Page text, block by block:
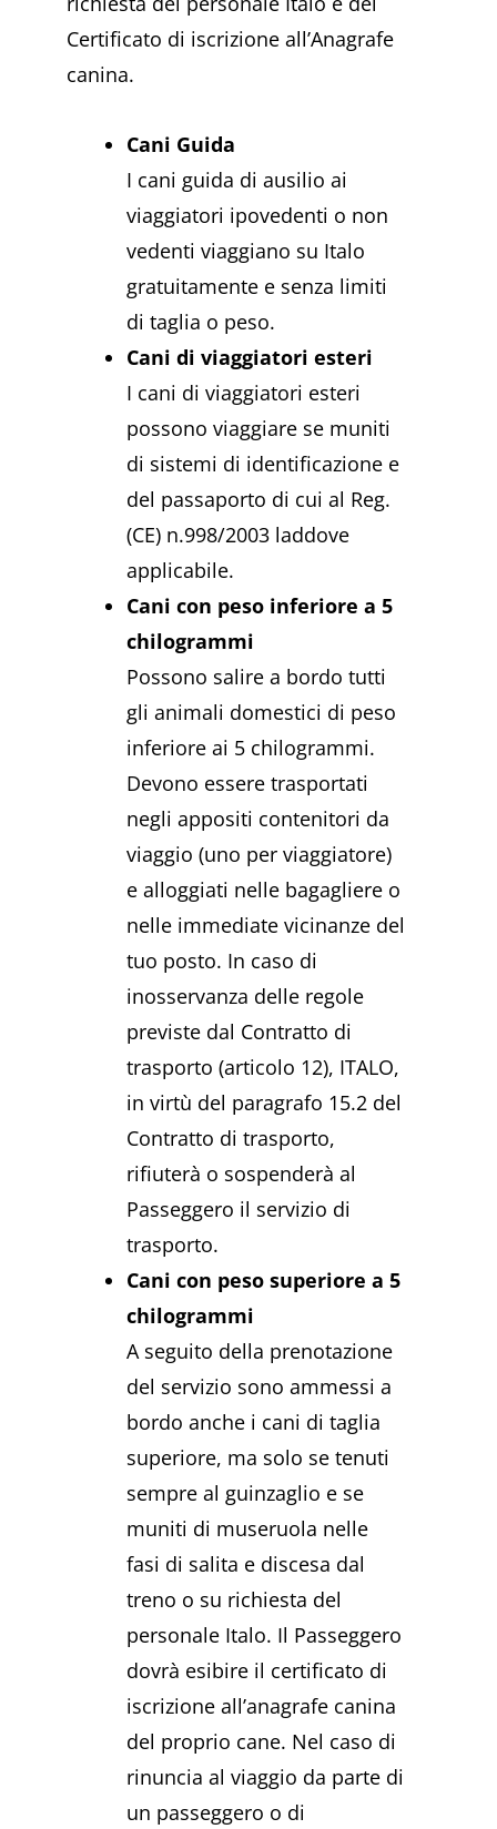
Certificato di iscrizione all’Anagrafe
canina.
Cani Guida
I cani guida di ausilio ai
viaggiatori ipovedenti o non
vedenti viaggiano su Italo
gratuitamente e senza limiti
di taglia o peso.
Cani di viaggiatori esteri
I cani di viaggiatori esteri
possono viaggiare se muniti
di sistemi di identificazione e
del passaporto di cui al Reg.
(CE) n.998/2003 laddove
applicabile.
Cani con peso inferiore a 5
chilogrammi
Possono salire a bordo tutti
gli animali domestici di peso
inferiore ai 5 chilogrammi.
Devono essere trasportati
negli appositi contenitori da
viaggio (uno per viaggiatore)
e alloggiati nelle bagagliere o
nelle immediate vicinanze del
tuo posto. In caso di
inosservanza delle regole
previste dal Contratto di
trasporto (articolo 12), ITALO,
in virtù del paragrafo 15.2 del
Contratto di trasporto,
rifiuterà o sospenderà al
Passeggero il servizio di
trasporto.
Cani con peso superiore a 5
chilogrammi
A seguito della prenotazione
del servizio sono ammessi a
bordo anche i cani di taglia
superiore, ma solo se tenuti
sempre al guinzaglio e se
muniti di museruola nelle
fasi di salita e discesa dal
treno o su richiesta del
personale Italo. Il Passeggero
dovrà esibire il certificato di
iscrizione all’anagrafe canina
del proprio cane. Nel caso di
rinuncia al viaggio da parte di
un passeggero o di